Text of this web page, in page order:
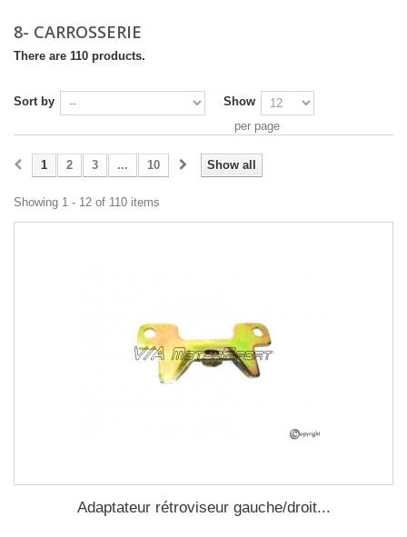
8- CARROSSERIE
There are 110 products.
Sort by
Show
per page
Show all
1 2 3 ... 10
Showing 1 - 12 of 110 items
Adaptateur rétroviseur gauche/droit...